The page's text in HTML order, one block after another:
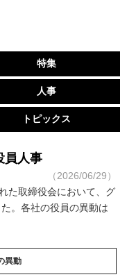
特集
人事
トピックス
員人事
（2026/06/29）
た取締役会において、グ
。各社の役員の異動は
異動